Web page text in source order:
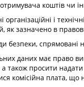
коштів чи
організаційні і
як зазначено в
безпеки,
даних має право
а також просити
комісійна плата, що